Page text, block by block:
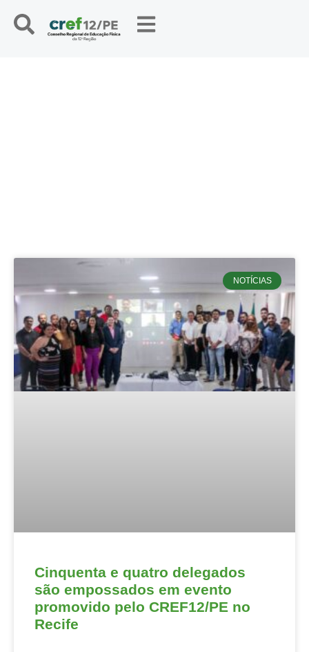
NOTÍCIAS
Cinquenta e quatro delegados
são empossados em evento
promovido pelo CREF12/PE no
Recife